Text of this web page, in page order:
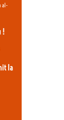
al-
!
la